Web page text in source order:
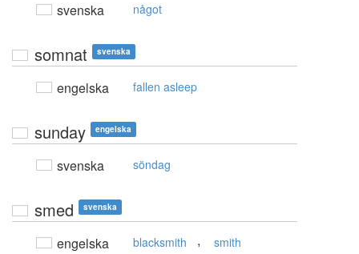
svenska något
somnat svenska
engelska fallen asleep
sunday engelska
svenska söndag
smed svenska
engelska blacksmith , smith